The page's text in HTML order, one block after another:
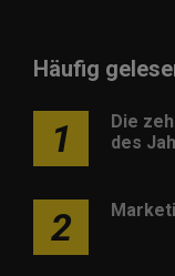
Häufig
1
Die
des
2